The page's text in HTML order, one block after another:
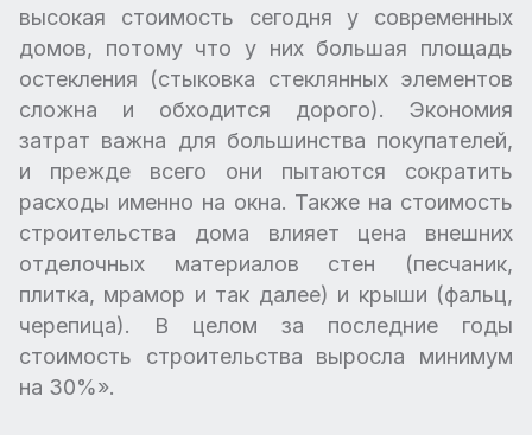
высокая стоимость сегодня у современных
домов, потому что у них большая площадь
остекления (стыковка стеклянных элементов
сложна и обходится дорого). Экономия
затрат важна для большинства покупателей,
и прежде всего они пытаются сократить
расходы именно на окна. Также на стоимость
строительства дома влияет цена внешних
отделочных материалов стен (песчаник,
плитка, мрамор и так далее) и крыши (фальц,
черепица). В целом за последние годы
стоимость строительства выросла минимум
на 30%».